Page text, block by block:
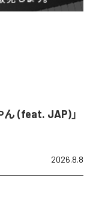
ん (feat. JAP)」
2026.8.8